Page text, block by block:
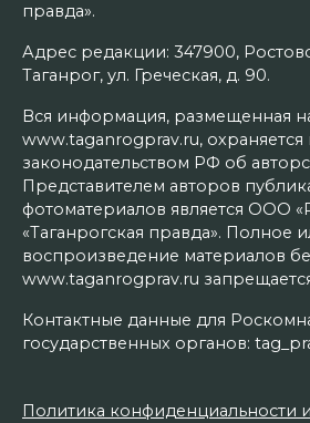
правда».
Адрес редакции: 347900,
Таганрог, ул. Греческая, д. 90.
Вся информация, размещенная
www.taganrogprav.ru, охраняется
законодательством РФ об
Представителем авторов
фотоматериалов является ООО
«Таганрогская правда». Полное
воспроизведение материалов
www.taganrogprav.ru
Контактные данные для
государственных органов:
Политика конфиденциальности